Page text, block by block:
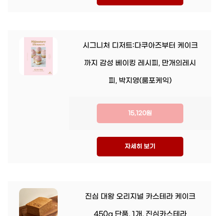
시그니처 디저트:다쿠아즈부터 케이크
까지 감성 베이킹 레시피, 만개의레시
피, 박지영(룸포케익)
15,120원
자세히 보기
진심 대왕 오리지널 카스테라 케이크
450g 단품, 1개, 진심카스테라